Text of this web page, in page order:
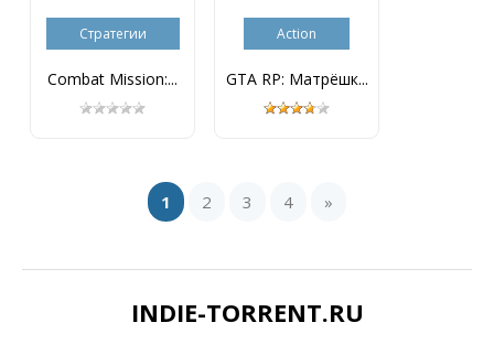
Стратегии
Combat Mission:...
Action
GTA RP: Матрёшк...
1 2 3 4 »
INDIE-TORRENT.RU